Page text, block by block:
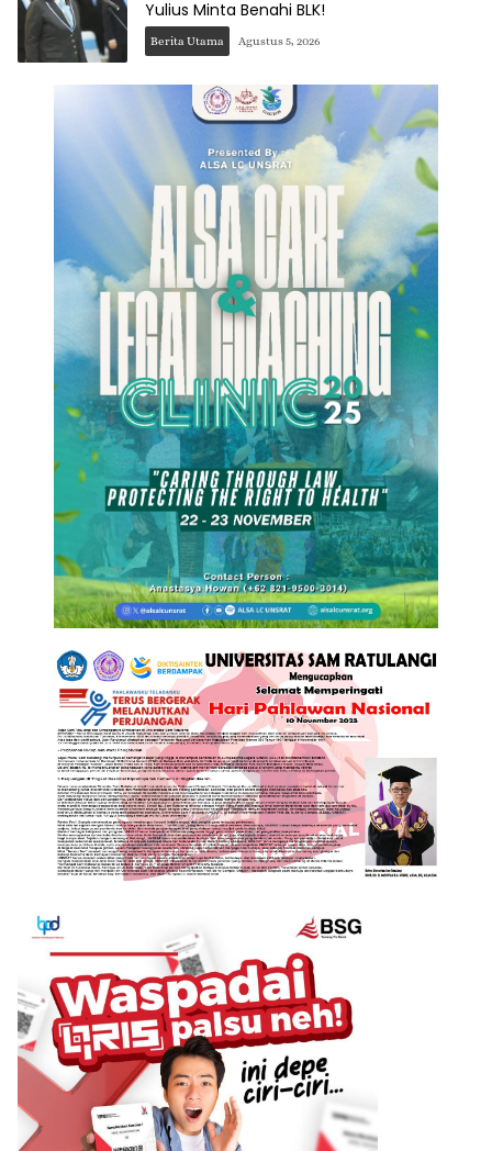
Yulius Minta Benahi BLK!
Berita Utama Agustus 5, 2026